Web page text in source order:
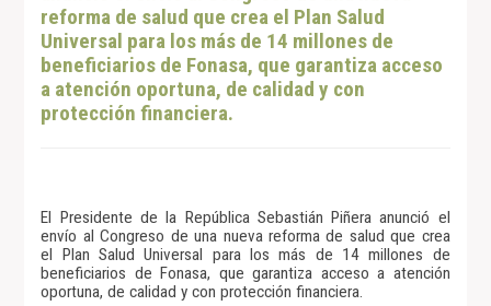
reforma de salud que crea el Plan Salud
Universal para los más de 14 millones de
beneficiarios de Fonasa, que garantiza acceso
a atención oportuna, de calidad y con
protección financiera.
El Presidente de la República Sebastián Piñera anunció el
envío al Congreso de una nueva reforma de salud que crea
el Plan Salud Universal para los más de 14 millones de
beneficiarios de Fonasa, que garantiza acceso a atención
oportuna, de calidad y con protección financiera.